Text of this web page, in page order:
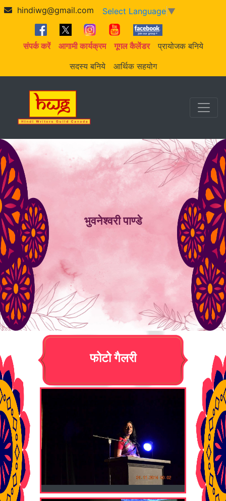
hindiwg@gmail.com Select Language ▼
संपर्क करें आगामी कार्यक्रम गूगल कैलेंडर
प्रायोजक बनिये
सदस्य बनिये
आर्थिक सहयोग
भुवनेश्वरी पाण्डे
फोटो गैलरी